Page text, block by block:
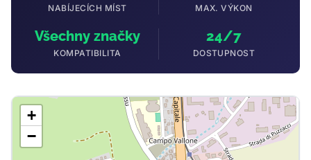
NABÍJECÍCH MÍST MAX. VÝKON
Všechny značky
KOMPATIBILITA
24/7
DOSTUPNOST
+
−